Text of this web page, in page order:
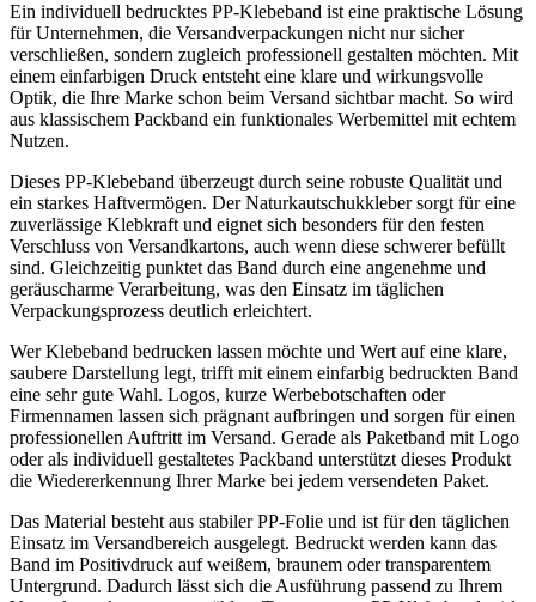
Ein individuell bedrucktes PP-Klebeband ist eine praktische Lösung
für Unternehmen, die Versandverpackungen nicht nur sicher
verschließen, sondern zugleich professionell gestalten möchten. Mit
einem einfarbigen Druck entsteht eine klare und wirkungsvolle
Optik, die Ihre Marke schon beim Versand sichtbar macht. So wird
aus klassischem Packband ein funktionales Werbemittel mit echtem
Nutzen.
Dieses PP-Klebeband überzeugt durch seine robuste Qualität und
ein starkes Haftvermögen. Der Naturkautschukkleber sorgt für eine
zuverlässige Klebkraft und eignet sich besonders für den festen
Verschluss von Versandkartons, auch wenn diese schwerer befüllt
sind. Gleichzeitig punktet das Band durch eine angenehme und
geräuscharme Verarbeitung, was den Einsatz im täglichen
Verpackungsprozess deutlich erleichtert.
WerKlebeband bedrucken lassen möchte und Wert auf eine klare,
saubere Darstellung legt, trifft mit einem einfarbig bedruckten Band
eine sehr gute Wahl. Logos, kurze Werbebotschaften oder
Firmennamen lassen sich prägnant aufbringen und sorgen für einen
professionellen Auftritt im Versand. Gerade als Paketband mit Logo
oder als individuell gestaltetes Packband unterstützt dieses Produkt
die Wiedererkennung Ihrer Marke bei jedem versendeten Paket.
Das Material besteht aus stabiler PP-Folie und ist für den täglichen
Einsatz im Versandbereich ausgelegt. Bedruckt werden kann das
Band im Positivdruck auf weißem, braunem oder transparentem
Untergrund. Dadurch lässt sich die Ausführung passend zu Ihrem